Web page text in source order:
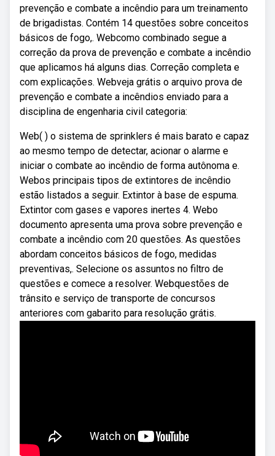
prevenção e combate a incêndio para um treinamento
de brigadistas. Contém 14 questões sobre conceitos
básicos de fogo,. Webcomo combinado segue a
correção da prova de prevenção e combate a incêndio
que aplicamos há alguns dias. Correção completa e
com explicações. Webveja grátis o arquivo prova de
prevenção e combate a incêndios enviado para a
disciplina de engenharia civil categoria:
Web( ) o sistema de sprinklers é mais barato e capaz
ao mesmo tempo de detectar, acionar o alarme e
iniciar o combate ao incêndio de forma autônoma e.
Webos principais tipos de extintores de incêndio
estão listados a seguir. Extintor à base de espuma.
Extintor com gases e vapores inertes 4. Webo
documento apresenta uma prova sobre prevenção e
combate a incêndio com 20 questões. As questões
abordam conceitos básicos de fogo, medidas
preventivas,. Selecione os assuntos no filtro de
questões e comece a resolver. Webquestões de
trânsito e serviço de transporte de concursos
anteriores com gabarito para resolução grátis.